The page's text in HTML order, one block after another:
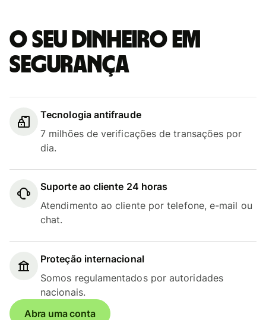
O seu dinheiro em
segurança
Tecnologia antifraude
7 milhões de verificações de transações por
dia.
Suporte ao cliente 24 horas
Atendimento ao cliente por telefone, e-mail ou
chat.
Proteção internacional
Somos regulamentados por autoridades
nacionais.
Abra uma conta